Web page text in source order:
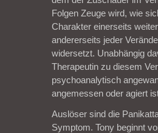
Folgen Zeuge wird, wie
Charakter einerseits
andererseits jeder
widersetzt. Unabhängig
Therapeutin zu diesem
psychoanalytisch
angemessen oder agiert
Auslöser sind die
Symptom. Tony beginnt